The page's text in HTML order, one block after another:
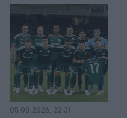
05.08.2026, 22:31